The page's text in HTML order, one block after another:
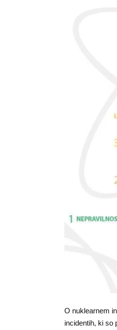
O nuklearnem
incidentih, ki so